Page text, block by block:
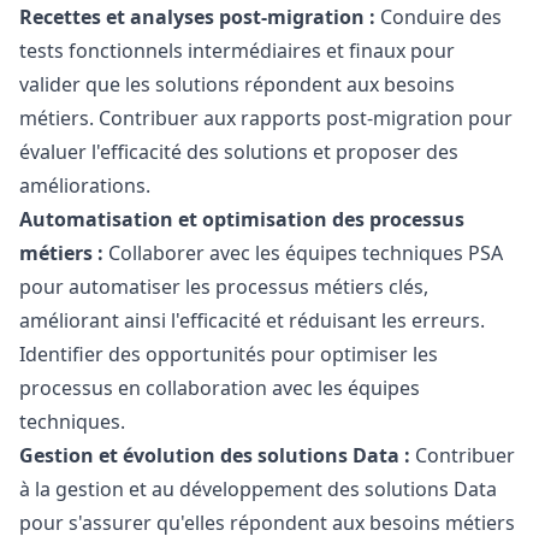
Recettes et analyses post-migration : Conduire des
tests fonctionnels intermédiaires et finaux pour
valider que les solutions répondent aux besoins
métiers. Contribuer aux rapports post-migration pour
évaluer l'efficacité des solutions et proposer des
améliorations.
Automatisation et optimisation des processus
métiers : Collaborer avec les équipes techniques PSA
pour automatiser les processus métiers clés,
améliorant ainsi l'efficacité et réduisant les erreurs.
Identifier des opportunités pour optimiser les
processus en collaboration avec les équipes
techniques.
Gestion et évolution des solutions Data : Contribuer
à la gestion et au développement des solutions Data
pour s'assurer qu'elles répondent aux besoins métiers